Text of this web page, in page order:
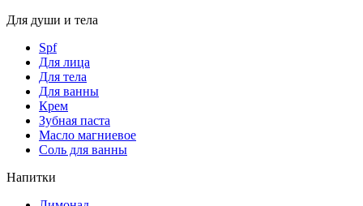
Для души и тела
Spf
Для лица
Для тела
Для ванны
Крем
Зубная паста
Масло магниевое
Соль для ванны
Напитки